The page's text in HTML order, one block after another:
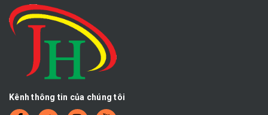
Kênh thông tin của chúng tôi